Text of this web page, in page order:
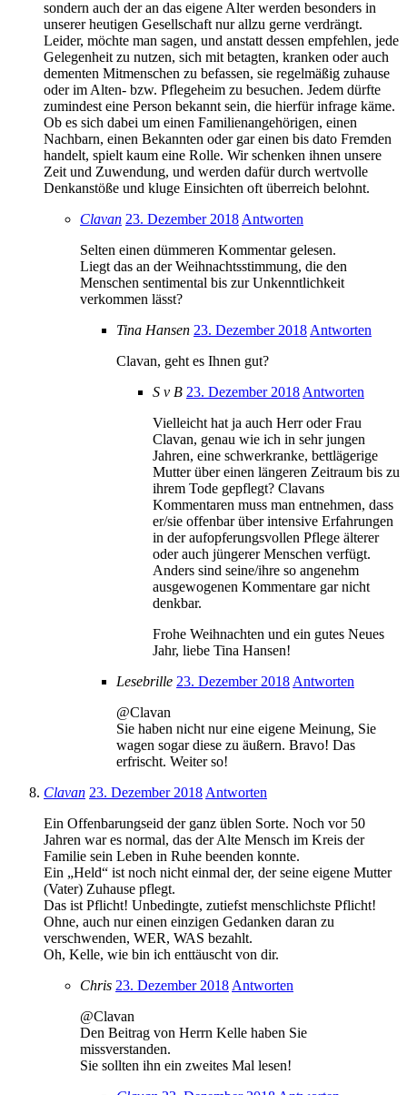
sondern auch der an das eigene Alter werden besonders in
unserer heutigen Gesellschaft nur allzu gerne verdrängt.
Leider, möchte man sagen, und anstatt dessen empfehlen, jede
Gelegenheit zu nutzen, sich mit betagten, kranken oder auch
dementen Mitmenschen zu befassen, sie regelmäßig zuhause
oder im Alten- bzw. Pflegeheim zu besuchen. Jedem dürfte
zumindest eine Person bekannt sein, die hierfür infrage käme.
Ob es sich dabei um einen Familienangehörigen, einen
Nachbarn, einen Bekannten oder gar einen bis dato Fremden
handelt, spielt kaum eine Rolle. Wir schenken ihnen unsere
Zeit und Zuwendung, und werden dafür durch wertvolle
Denkanstöße und kluge Einsichten oft überreich belohnt.
Clavan 23. Dezember 2018 Antworten
Selten einen dümmeren Kommentar gelesen.
Liegt das an der Weihnachtsstimmung, die den
Menschen sentimental bis zur Unkenntlichkeit
verkommen lässt?
Tina Hansen 23. Dezember 2018 Antworten
Clavan, geht es Ihnen gut?
S v B 23. Dezember 2018 Antworten
Vielleicht hat ja auch Herr oder Frau
Clavan, genau wie ich in sehr jungen
Jahren, eine schwerkranke, bettlägerige
Mutter über einen längeren Zeitraum bis zu
ihrem Tode gepflegt? Clavans
Kommentaren muss man entnehmen, dass
er/sie offenbar über intensive Erfahrungen
in der aufopferungsvollen Pflege älterer
oder auch jüngerer Menschen verfügt.
Anders sind seine/ihre so angenehm
ausgewogenen Kommentare gar nicht
denkbar.
Frohe Weihnachten und ein gutes Neues
Jahr, liebe Tina Hansen!
Lesebrille 23. Dezember 2018 Antworten
@Clavan
Sie haben nicht nur eine eigene Meinung, Sie
wagen sogar diese zu äußern. Bravo! Das
erfrischt. Weiter so!
Clavan 23. Dezember 2018 Antworten
Ein Offenbarungseid der ganz üblen Sorte. Noch vor 50
Jahren war es normal, das der Alte Mensch im Kreis der
Familie sein Leben in Ruhe beenden konnte.
Ein „Held“ ist noch nicht einmal der, der seine eigene Mutter
(Vater) Zuhause pflegt.
Das ist Pflicht! Unbedingte, zutiefst menschlichste Pflicht!
Ohne, auch nur einen einzigen Gedanken daran zu
verschwenden, WER, WAS bezahlt.
Oh, Kelle, wie bin ich enttäuscht von dir.
Chris 23. Dezember 2018 Antworten
@Clavan
Den Beitrag von Herrn Kelle haben Sie
missverstanden.
Sie sollten ihn ein zweites Mal lesen!